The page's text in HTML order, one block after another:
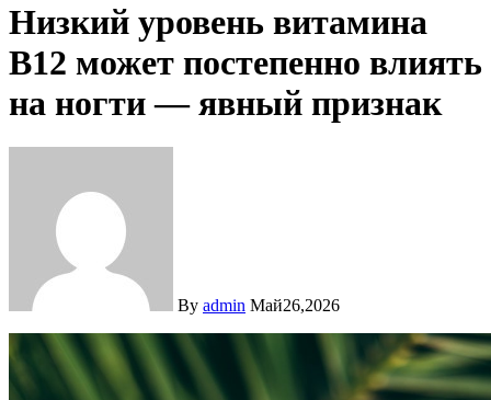
Низкий уровень витамина
B12 может постепенно влиять
на ногти — явный признак
By admin Май26,2026